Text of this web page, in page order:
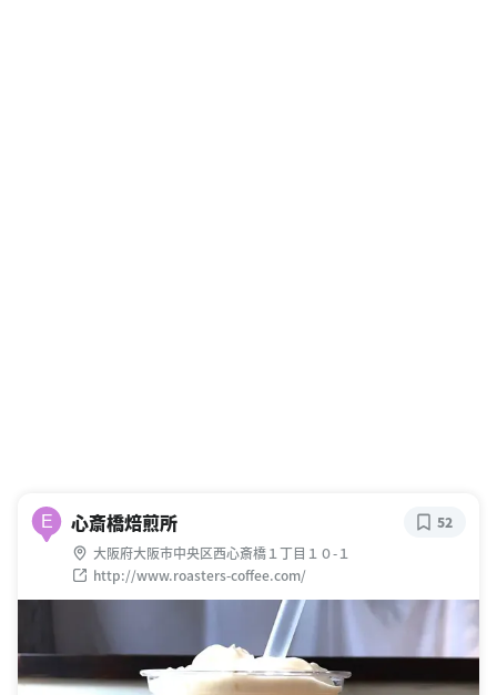
E 心斎橋焙煎所
大阪府大阪市中央区西心斎橋１丁目１０-１
http://www.roasters-coffee.com/
52